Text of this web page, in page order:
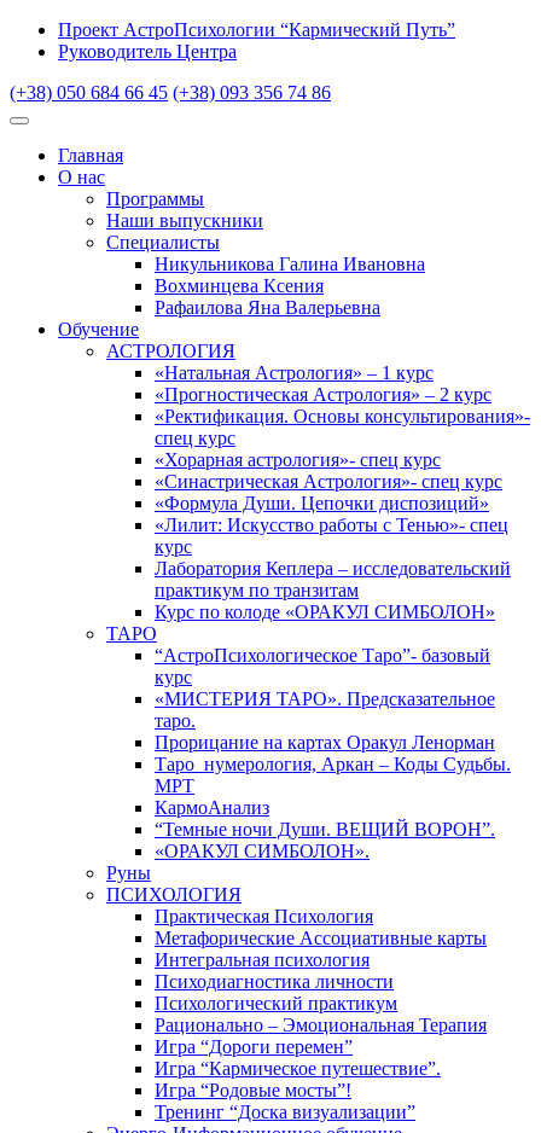
Проект АстроПсихологии “Кармический Путь”
Руководитель Центра
(+38) 050 684 66 45 (+38) 093 356 74 86
Главная
О нас
Программы
Наши выпускники
Специалисты
Никульникова Галина Ивановна
Вохминцева Ксения
Рафаилова Яна Валерьевна
Обучение
АСТРОЛОГИЯ
«Натальная Астрология» – 1 курс
«Прогностическая Астрология» – 2 курс
«Ректификация. Основы консультирования»-
спец курс
«Хорарная астрология»- спец курс
«Синастрическая Астрология»- спец курс
«Формула Души. Цепочки диспозиций»
«Лилит: Искусство работы с Тенью»- спец
курс
Лаборатория Кеплера – исследовательский
практикум по транзитам
Курс по колоде «ОРАКУЛ СИМБОЛОН»
ТАРО
“АстроПсихологическое Таро”- базовый
курс
«МИСТЕРИЯ ТАРО». Предсказательное
таро.
Прорицание на картах Оракул Ленорман
Таро_нумерология, Аркан – Коды Судьбы.
МРТ
КармоАнализ
“Темные ночи Души. ВЕЩИЙ ВОРОН”.
«ОРАКУЛ СИМБОЛОН».
Руны
ПСИХОЛОГИЯ
Практическая Психология
Метафорические Ассоциативные карты
Интегральная психология
Психодиагностика личности
Психологический практикум
Рационально – Эмоциональная Терапия
Игра “Дороги перемен”
Игра “Кармическое путешествие”.
Игра “Родовые мосты”!
Тренинг “Доска визуализации”